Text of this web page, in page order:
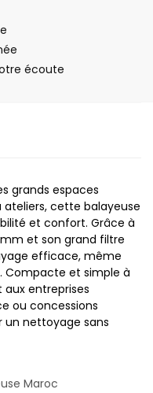
écoute
grands espaces
cette balayeuse
et confort. Grâce à
et son grand filtre
efficace, même
Compacte et simple à
entreprises
ou concessions
un nettoyage sans
Maroc